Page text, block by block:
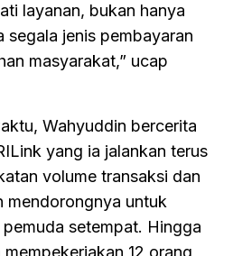
layanan, bukan hanya
segala jenis pembayaran
masyarakat,” ucap
Wahyuddin bercerita
yang ia jalankan terus
volume transaksi dan
mendorongnya untuk
setempat. Hingga